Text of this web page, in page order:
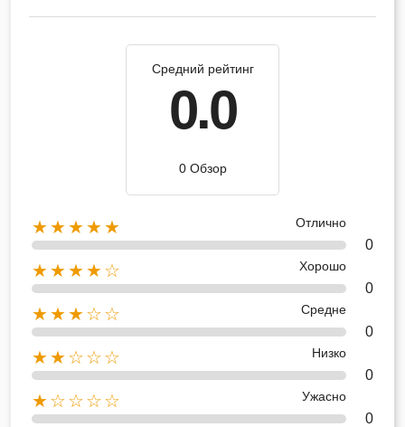
Средний рейтинг
0.0
0 Обзор
★★★★★ Отлично
0
★★★★☆ Хорошо
0
★★★☆☆ Средне
0
★★☆☆☆ Низко
0
★☆☆☆☆ Ужасно
0